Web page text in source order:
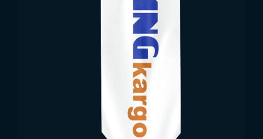
Comme pour la plupart des drapeaux nationaux, le
drapeau du Turkménistan peut être fabriqué dans
différentes tailles selon les besoins. Les
proportions peuvent être adaptées à divers
usages, tout en respectant les standards officiels.
De la même manière que le drapeau turc existe en
plusieurs dimensions, le drapeau du Turkménistan
est également produit dans divers formats pour